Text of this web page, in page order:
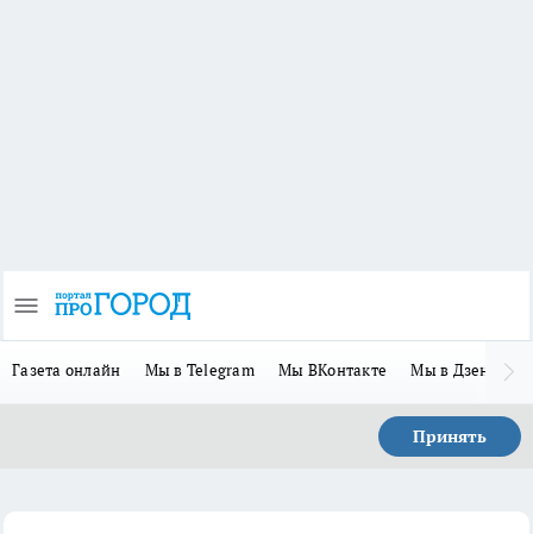
Газета онлайн Мы в Telegram Мы ВКонтакте Мы в Дзене
Принять